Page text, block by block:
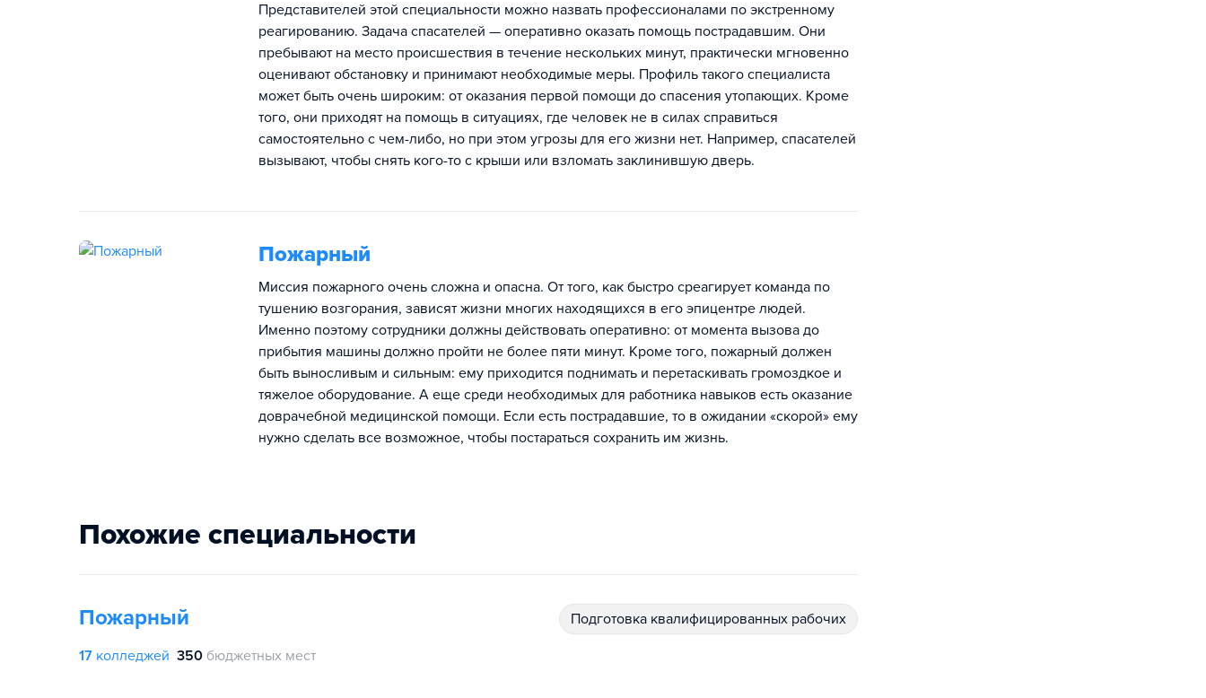
Представителей этой специальности можно назвать профессионалами по экстренному
реагированию. Задача спасателей — оперативно оказать помощь пострадавшим. Они
пребывают на место происшествия в течение нескольких минут, практически мгновенно
оценивают обстановку и принимают необходимые меры. Профиль такого специалиста
может быть очень широким: от оказания первой помощи до спасения утопающих. Кроме
того, они приходят на помощь в ситуациях, где человек не в силах справиться
самостоятельно с чем-либо, но при этом угрозы для его жизни нет. Например, спасателей
вызывают, чтобы снять кого-то с крыши или взломать заклинившую дверь.
Пожарный
Миссия пожарного очень сложна и опасна. От того, как быстро среагирует команда по
тушению возгорания, зависят жизни многих находящихся в его эпицентре людей.
Именно поэтому сотрудники должны действовать оперативно: от момента вызова до
прибытия машины должно пройти не более пяти минут. Кроме того, пожарный должен
быть выносливым и сильным: ему приходится поднимать и перетаскивать громоздкое и
тяжелое оборудование. А еще среди необходимых для работника навыков есть оказание
доврачебной медицинской помощи. Если есть пострадавшие, то в ожидании «скорой» ему
нужно сделать все возможное, чтобы постараться сохранить им жизнь.
Похожие специальности
Пожарный подготовка квалифицированных рабочих
17 колледжей 350 бюджетных мест